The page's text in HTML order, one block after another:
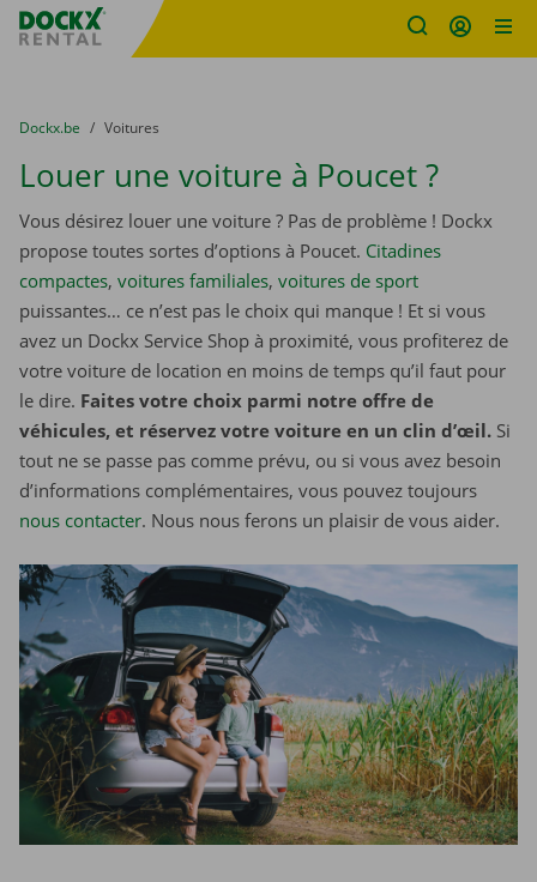
sitename
You are here:
du
Dockx.be to
Voitures
Louer une voiture à Poucet ?
Vous désirez louer une voiture ? Pas de problème ! Dockx
propose toutes sortes d’options à Poucet. Citadines
compactes, voitures familiales, voitures de sport
puissantes… ce n’est pas le choix qui manque ! Et si vous
avez un Dockx Service Shop à proximité, vous profiterez de
votre voiture de location en moins de temps qu’il faut pour
le dire. Faites votre choix parmi notre offre de
véhicules, et réservez votre voiture en un clin d’œil. Si
tout ne se passe pas comme prévu, ou si vous avez besoin
d’informations complémentaires, vous pouvez toujours
nous contacter. Nous nous ferons un plaisir de vous aider.